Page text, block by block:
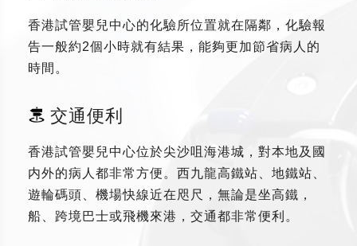
香港試管嬰兒中心的化驗所位置就在隔鄰，化驗報
告一般約2個小時就有結果，能夠更加節省病人的
時間。
交通便利
香港試管嬰兒中心位於尖沙咀海港城，對本地及國
内外的病人都非常方便。西九龍高鐵站、地鐵站、
遊輪碼頭、機場快線近在咫尺，無論是坐高鐵，
船、跨境巴士或飛機來港，交通都非常便利。